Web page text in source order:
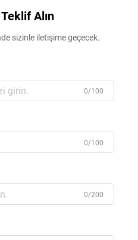
Alın
sizinle iletişime geçecek.
0/100
0/100
0/200